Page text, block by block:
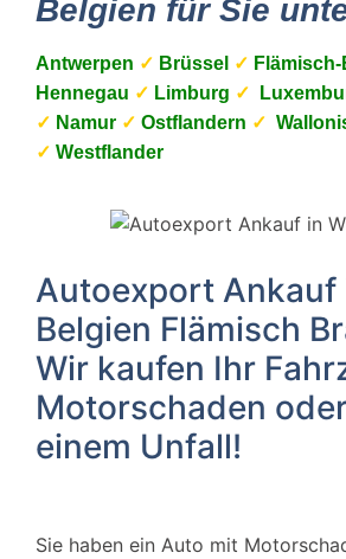
Belgien für Sie
Antwerpen ✓ Brüssel ✓
Hennegau ✓ Limburg ✓
✓ Namur ✓ Ostflandern ✓
✓ Westflander
Autoexport Ankauf
Belgien Flämisch
Wir kaufen Ihr
Motorschaden
einem Unfall!
Sie haben ein Auto mit